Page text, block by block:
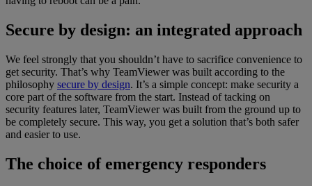
Secure by design: an integrated approach
We feel strongly that you shouldn’t have to sacrifice convenience to
get security. That’s why TeamViewer was built according to the
philosophy secure by design. It’s a simple concept: make security a
core part of the software from the start. Instead of tacking on
security features later, TeamViewer was built from the ground up to
be completely secure. This way, you get a solution that’s both safer
and easier to use.
The choice of emergency responders